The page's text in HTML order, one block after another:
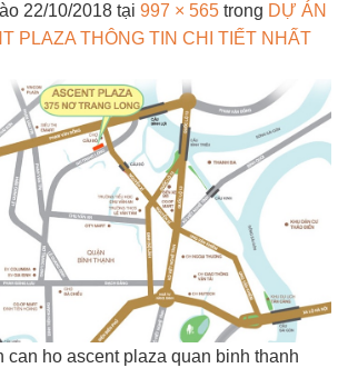
22/10/2018 tại 997 × 565 trong DỰ ÁN
PLAZA THÔNG TIN CHI TIẾT NHẤT
can ho ascent plaza quan binh thanh